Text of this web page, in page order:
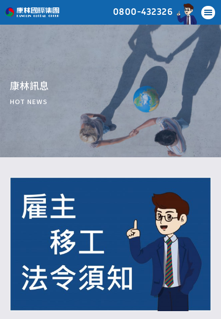
0800-432326
康林訊息
HOT NEWS